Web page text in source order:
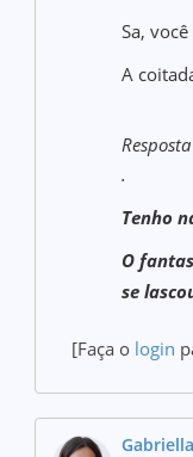
Sa,
A
.
Tenho
O
se
[Faça o login